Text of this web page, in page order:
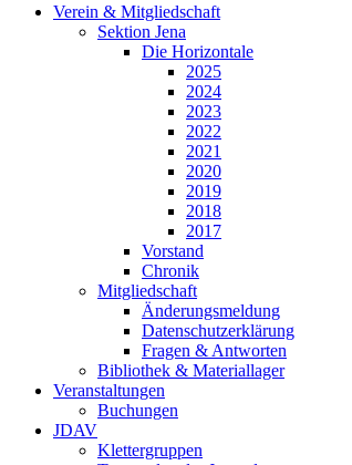
Verein & Mitgliedschaft
Sektion Jena
Die Horizontale
2025
2024
2023
2022
2021
2020
2019
2018
2017
Vorstand
Chronik
Mitgliedschaft
Änderungsmeldung
Datenschutzerklärung
Fragen & Antworten
Bibliothek & Materiallager
Veranstaltungen
Buchungen
JDAV
Klettergruppen